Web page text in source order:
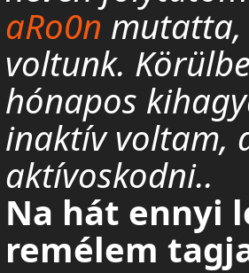
aRo0nmutatta,
voltunk.
hónapos
inaktív voltam,
aktívoskodni..
Na hát ennyi
remélem